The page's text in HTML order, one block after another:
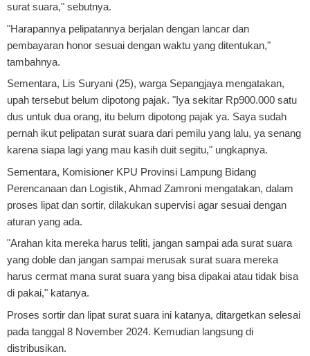
surat suara," sebutnya.
"Harapannya pelipatannya berjalan dengan lancar dan
pembayaran honor sesuai dengan waktu yang ditentukan,"
tambahnya.
Sementara, Lis Suryani (25), warga Sepangjaya mengatakan,
upah tersebut belum dipotong pajak. "Iya sekitar Rp900.000 satu
dus untuk dua orang, itu belum dipotong pajak ya. Saya sudah
pernah ikut pelipatan surat suara dari pemilu yang lalu, ya senang
karena siapa lagi yang mau kasih duit segitu," ungkapnya.
Sementara, Komisioner KPU Provinsi Lampung Bidang
Perencanaan dan Logistik, Ahmad Zamroni mengatakan, dalam
proses lipat dan sortir, dilakukan supervisi agar sesuai dengan
aturan yang ada.
"Arahan kita mereka harus teliti, jangan sampai ada surat suara
yang doble dan jangan sampai merusak surat suara mereka
harus cermat mana surat suara yang bisa dipakai atau tidak bisa
di pakai," katanya.
Proses sortir dan lipat surat suara ini katanya, ditargetkan selesai
pada tanggal 8 November 2024. Kemudian langsung di
distribusikan.